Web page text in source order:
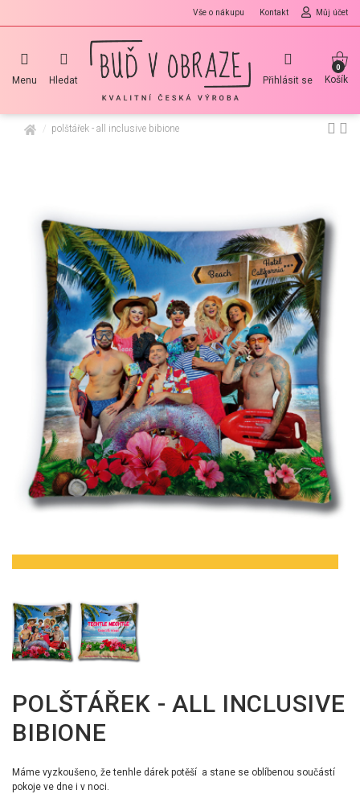
Vše o nákupu Kontakt Můj účet
Menu Hledat Přihlásit se
0
Košík
domů polštářek - all inclusive bibione
POLŠTÁŘEK - ALL INCLUSIVE
BIBIONE
Máme vyzkoušeno, že tenhle dárek potěší a stane se oblíbenou součástí
pokoje ve dne i v noci.